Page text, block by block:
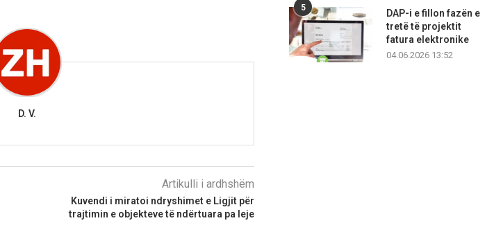
D. V.
Artikulli i ardhshëm
Kuvendi i miratoi ndryshimet e Ligjit për
trajtimin e objekteve të ndërtuara pa leje
5
DAP-i e fillon fazën e
tretë të projektit
fatura elektronike
04.06.2026 13:52